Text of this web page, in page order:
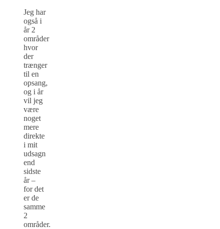
Jeg har
også i
år 2
områder
hvor
der
trænger
til en
opsang,
og i år
vil jeg
være
noget
mere
direkte
i mit
udsagn
end
sidste
år –
for det
er de
samme
2
områder.